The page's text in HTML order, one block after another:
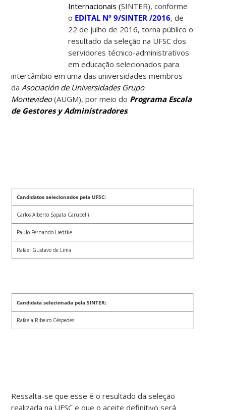
Internacionais (SINTER), conforme
o EDITAL Nº 9/SINTER /2016, de
22 de julho de 2016, torna público o
resultado da seleção na UFSC dos
servidores técnico-administrativos
em educação selecionados para
intercâmbio em uma das universidades membros
daAsociación de Universidades Grupo
Montevideo(AUGM), por meio do Programa Escala
de Gestores y Administradores.
Candidatos selecionados pela UFSC:
Carlos Alberto Sapata Carubelli
Paulo Fernando Liedtke
Rafael Gustavo de Lima
Candidata selecionada pela SINTER:
Rafaela Ribeiro Céspedes
Ressalta-se que esse é o resultado da seleção
realizada na UFSC e que o aceite definitivo será